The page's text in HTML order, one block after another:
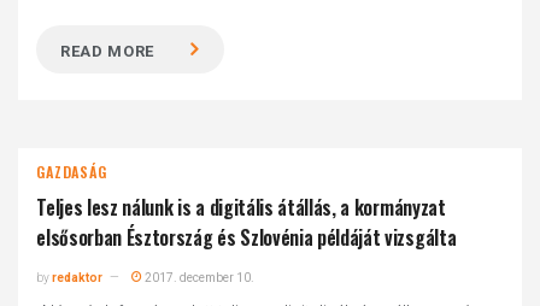
READ MORE
GAZDASÁG
Teljes lesz nálunk is a digitális átállás, a kormányzat
elsősorban Észtország és Szlovénia példáját vizsgálta
byredaktor 2017. december 10.